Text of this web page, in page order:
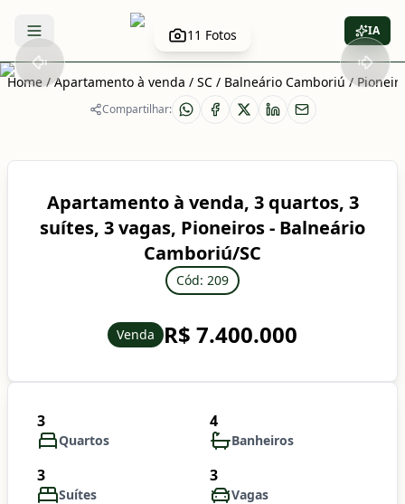
Abrir menu IA
11 Fotos
Home / Apartamento à venda / SC / Balneário Camboriú /
Compartilhar:
Apartamento à venda, 3 quartos, 3
suítes, 3 vagas, Pioneiros - Balneário
Camboriú/SC
Cód: 209
Venda R$ 7.400.000
3
Quartos
4
Banheiros
3
Suítes
3
Vagas